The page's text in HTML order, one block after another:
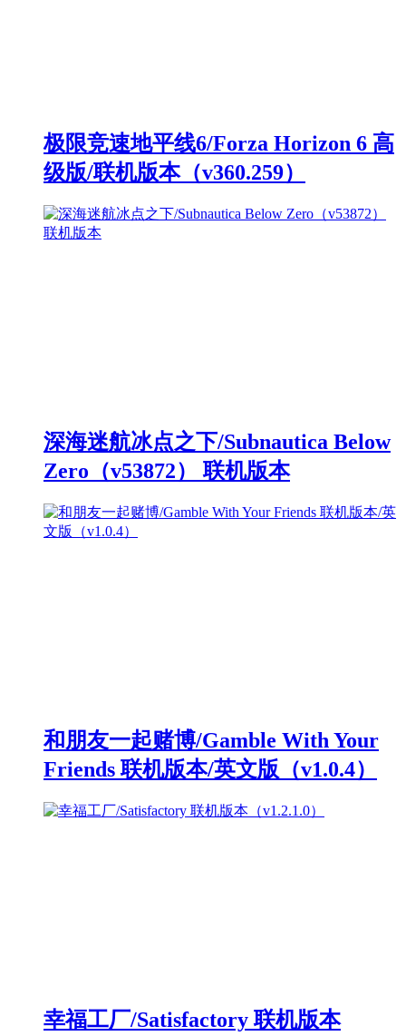
极限竞速地平线6/Forza Horizon 6 高
级版/联机版本（v360.259）
深海迷航冰点之下/Subnautica Below
Zero（v53872） 联机版本
和朋友一起赌博/Gamble With Your
Friends 联机版本/英文版（v1.0.4）
幸福工厂/Satisfactory 联机版本